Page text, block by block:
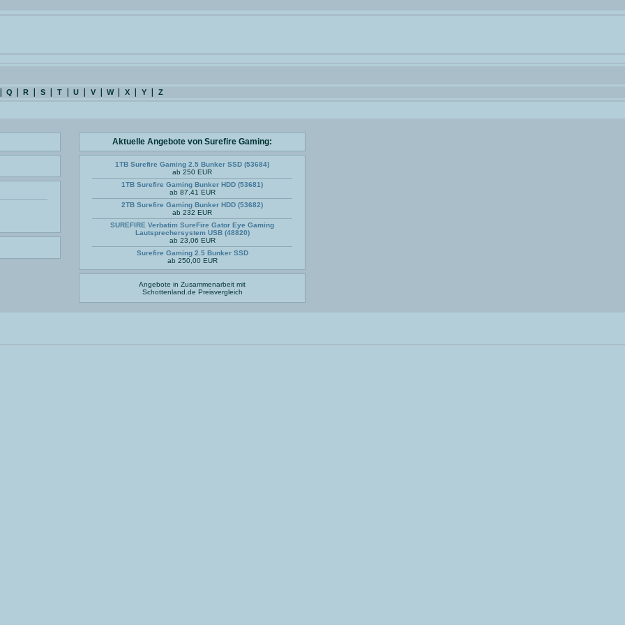
Q R S T U V W X Y Z
Aktuelle Angebote von Surefire Gaming:
1TB Surefire Gaming 2.5 Bunker SSD (53684)
ab 250 EUR
1TB Surefire Gaming Bunker HDD (53681)
ab 87,41 EUR
2TB Surefire Gaming Bunker HDD (53682)
ab 232 EUR
SUREFIRE Verbatim SureFire Gator Eye Gaming
Lautsprechersystem USB (48820)
ab 23,06 EUR
Surefire Gaming 2.5 Bunker SSD
ab 250,00 EUR
Angebote in Zusammenarbeit mit
Schottenland.de Preisvergleich